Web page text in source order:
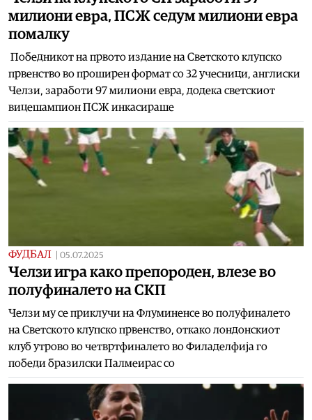
милиони евра, ПСЖ седум милиони евра
помалку
Победникот на првото издание на Светското клупско
првенство во проширен формат со 32 учесници, англиски
Челзи, заработи 97 милиони евра, додека светскиот
вицешампион ПСЖ инкасираше
ФУДБАЛ 05.07.2025
Челзи игра како препороден, влезе во
полуфиналето на СКП
Челзи му се приклучи на Флуминенсе во полуфиналето
на Светското клупско првенство, откако лондонскиот
клуб утрово во четвртфиналето во Филаделфија го
победи бразилски Палмеирас со